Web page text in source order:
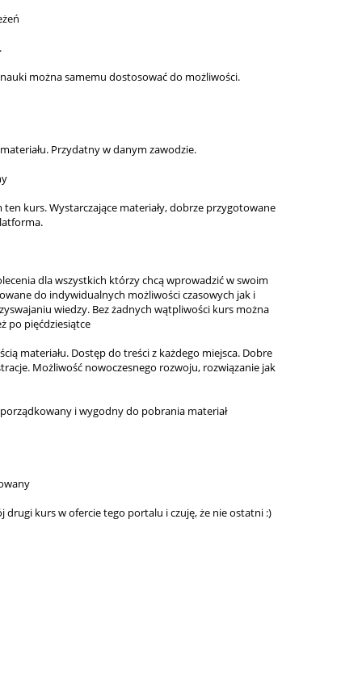
można samemu dostosować do możliwości.
Przydatny w danym zawodzie.
ten kurs. Wystarczające materiały, dobrze przygotowane
dla wszystkich którzy chcą wprowadzić w swoim
do indywidualnych możliwości czasowych jak i
wiedzy. Bez żadnych wątpliwości kurs można
po pięćdziesiątce
materiału. Dostęp do treści z każdego miejsca. Dobre
Możliwość nowoczesnego rozwoju, rozwiązanie jak
i wygodny do pobrania materiał
drugi kurs w ofercie tego portalu i czuję, że nie ostatni :)